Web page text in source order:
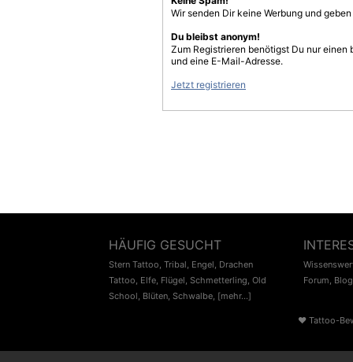
Wir senden Dir keine Werbung und
Du bleibst anonym!
Zum Registrieren benötigst Du nur einen
und eine E-Mail-Adresse.
Jetzt registrieren
HÄUFIG GESUCHT
Stern Tattoo, Tribal, Engel, Drachen
Tattoo, Elfe, Flügel, Schmetterling, Old
School, Blüten, Schwalbe, [mehr...]
Forum, Blog
♥ Tattoo-